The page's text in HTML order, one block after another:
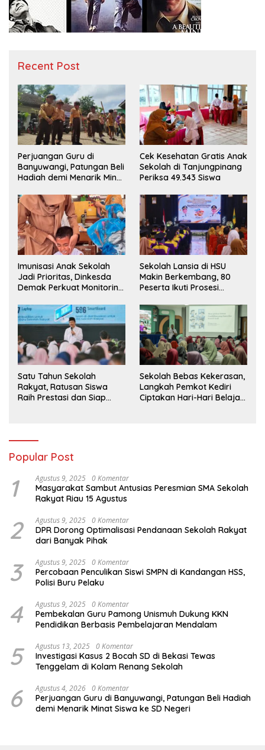
Recent Post
Perjuangan Guru di
Banyuwangi, Patungan Beli
Hadiah demi Menarik Minat
Cek Kesehatan Gratis Anak
Sekolah di Tanjungpinang
Periksa 49.343 Siswa
Imunisasi Anak Sekolah
Jadi Prioritas, Dinkesda
Demak Perkuat Monitoring
Sekolah Lansia di HSU
Makin Berkembang, 80
Peserta Ikuti Prosesi
Satu Tahun Sekolah
Rakyat, Ratusan Siswa
Raih Prestasi dan Siap
Sekolah Bebas Kekerasan,
Langkah Pemkot Kediri
Ciptakan Hari-Hari Belajar
Popular Post
1 Agustus 9, 2025 0 Komentar
Masyarakat Sambut Antusias Peresmian SMA Sekolah
Rakyat Riau 15 Agustus
2 Agustus 9, 2025 0 Komentar
DPR Dorong Optimalisasi Pendanaan Sekolah Rakyat
dari Banyak Pihak
3 Agustus 9, 2025 0 Komentar
Percobaan Penculikan Siswi SMPN di Kandangan HSS,
Polisi Buru Pelaku
4 Agustus 9, 2025 0 Komentar
Pembekalan Guru Pamong Unismuh Dukung KKN
Pendidikan Berbasis Pembelajaran Mendalam
5 Agustus 13, 2025 0 Komentar
Investigasi Kasus 2 Bocah SD di Bekasi Tewas
Tenggelam di Kolam Renang Sekolah
6 Agustus 4, 2026 0 Komentar
Perjuangan Guru di Banyuwangi, Patungan Beli Hadiah
demi Menarik Minat Siswa ke SD Negeri